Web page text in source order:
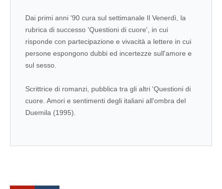
Dai primi anni '90 cura sul settimanale Il Venerdì, la
rubrica di successo 'Questioni di cuore', in cui
risponde con partecipazione e vivacità a lettere in cui
persone espongono dubbi ed incertezze sull'amore e
sul sesso.
Scrittrice di romanzi, pubblica tra gli altri 'Questioni di
cuore. Amori e sentimenti degli italiani all'ombra del
Duemila (1995).